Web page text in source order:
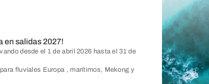
en salidas 2027!
desde el 1 de abril 2026 hasta el 31 de
fluviales Europa , marítimos, Mekong y